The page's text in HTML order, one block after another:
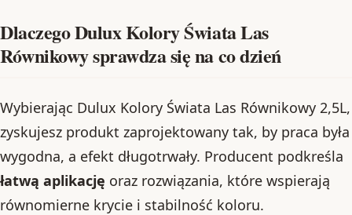
Dlaczego Dulux Kolory Świata Las
Równikowy sprawdza się na co dzień
Wybierając Dulux Kolory Świata Las Równikowy 2,5L,
zyskujesz produkt zaprojektowany tak, by praca była
wygodna, a efekt długotrwały. Producent podkreśla
łatwą aplikację oraz rozwiązania, które wspierają
równomierne krycie i stabilność koloru.